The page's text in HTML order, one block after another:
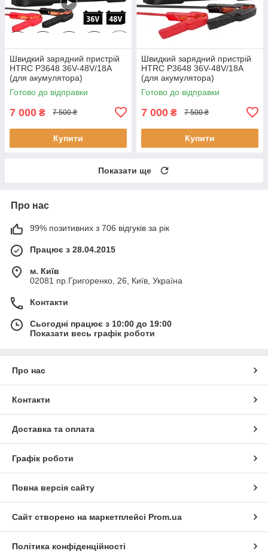
Швидкий зарядний пристрій
HTRC P3648 36V-48V/18A
(для акумулятора)
Готово до відправки
7 000 ₴ 7 500 ₴
Купити
Швидкий зарядний пристрій
HTRC P3648 36V-48V/18A
(для акумулятора)
Готово до відправки
7 000 ₴ 7 500 ₴
Купити
Показати ще
Про нас
99% позитивних з 706 відгуків за рік
Працює з 28.04.2015
м. Київ
02081 пр.Григоренко, 26, Київ, Україна
Контакти
Сьогодні працює з 10:00 до 19:00
Показати весь графік роботи
Про нас
Контакти
Доставка та оплата
Графік роботи
Повна версія сайту
Сайт створено на маркетплейсі Prom.ua
Політика конфіденційності